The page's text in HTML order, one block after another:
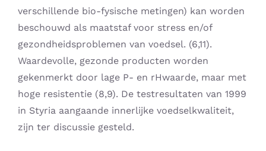
verschillende bio-fysische metingen) kan worden
beschouwd als maatstaf voor stress en/of
gezondheidsproblemen van voedsel. (6,11).
Waardevolle, gezonde producten worden
gekenmerkt door lage P- en rHwaarde, maar met
hoge resistentie (8,9). De testresultaten van 1999
in Styria aangaande innerlijke voedselkwaliteit,
zijn ter discussie gesteld.